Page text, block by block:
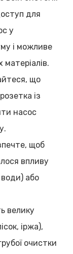
для
у
і можливе
матеріалів.
що
із
насос
щоб
впливу
або
велику
іржа),
очистки